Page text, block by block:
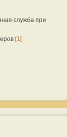
служба при
[1]